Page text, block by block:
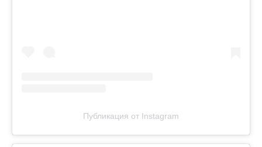
Публикация от Instagram